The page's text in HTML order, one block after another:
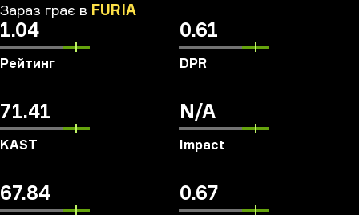
Зараз грає в FURIA
1.04
Рейтинг
0.61
DPR
71.41
KAST
N/A
Impact
67.84 0.67